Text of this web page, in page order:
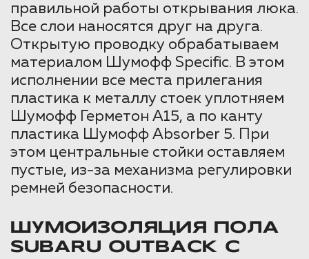
правильной работы открывания люка.
Все слои наносятся друг на друга.
Открытую проводку обрабатываем
материалом Шумофф Specific. В этом
исполнении все места прилегания
пластика к металлу стоек уплотняем
Шумофф Герметон А15, а по канту
пластика Шумофф Absorber 5. При
этом центральные стойки оставляем
пустые, из-за механизма регулировки
ремней безопасности.
ШУМОИЗОЛЯЦИЯ ПОЛА
SUBARU OUTBACK С